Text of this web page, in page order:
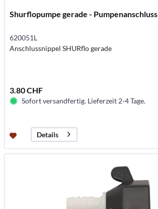
Shurflopumpe gerade - Pumpenanschluss
620051L
Anschlussnippel SHURflo gerade
3.80 CHF
Sofort versandfertig. Lieferzeit 2-4 Tage.
Details